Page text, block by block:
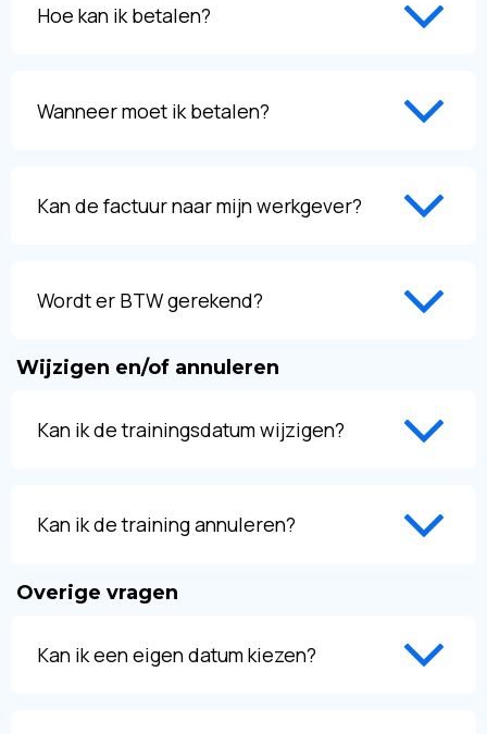
Hoe kan ik betalen?
Wanneer moet ik betalen?
Kan de factuur naar mijn werkgever?
Wordt er BTW gerekend?
Wijzigen en/of annuleren
Kan ik de trainingsdatum wijzigen?
Kan ik de training annuleren?
Overige vragen
Kan ik een eigen datum kiezen?